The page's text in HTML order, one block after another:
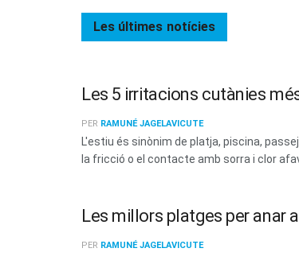
Les últimes notícies
Les 5 irritacions cutànies
PER RAMUNÉ JAGELAVICUTE
L'estiu és sinònim de platja, piscina,
la fricció o el contacte amb sorra i clor
Les millors platges per anar
PER RAMUNÉ JAGELAVICUTE